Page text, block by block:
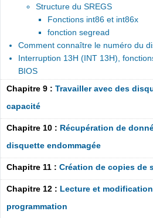
Structure du SREGS
Fonctions int86 et int86x
fonction segread
Comment connaître le numéro du
Interruption 13H (INT 13H),
BIOS
Chapitre 9 : Travailler avec des
capacité
Chapitre 10 : Récupération de
disquette endommagée
Chapitre 11 : Création de copies de
Chapitre 12 : Lecture et
programmation